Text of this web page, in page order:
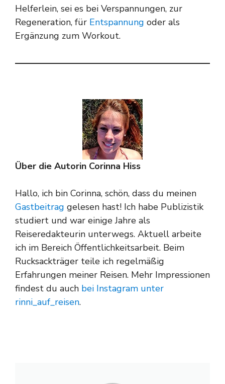
Helferlein, sei es bei Verspannungen, zur
Regeneration, für Entspannung oder als
Ergänzung zum Workout.
Über die Autorin Corinna Hiss
Hallo, ich bin Corinna, schön, dass du meinen
Gastbeitrag gelesen hast! Ich habe Publizistik
studiert und war einige Jahre als
Reiseredakteurin unterwegs. Aktuell arbeite
ich im Bereich Öffentlichkeitsarbeit. Beim
Rucksackträger teile ich regelmäßig
Erfahrungen meiner Reisen. Mehr Impressionen
findest du auch bei Instagram unter
rinni_auf_reisen.